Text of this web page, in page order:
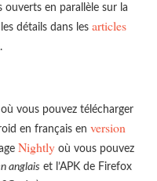
en parallèle sur la
détails dans lesarticles
où vous pouvez télécharger
en français enversion
Nightly où vous pouvez
anglais et l’APK de Firefox